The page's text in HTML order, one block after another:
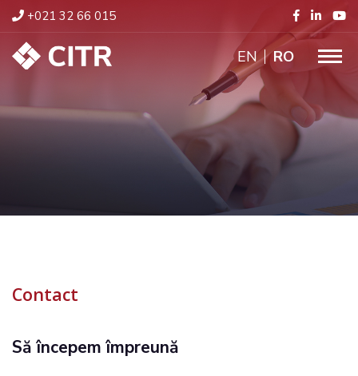
+021 32 66 015
ENGLISH
RO
Contact
Să începem împreună